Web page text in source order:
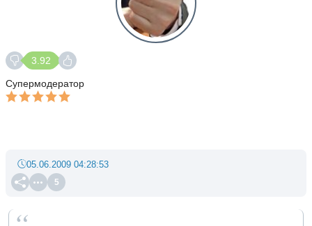
3.92
Супермодератор
5
05.06.2009 04:28:53